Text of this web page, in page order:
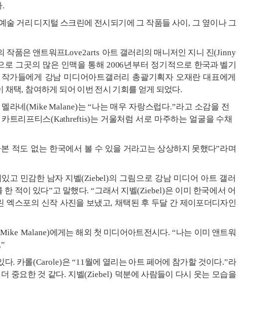
.
거리 디지털 스크린에 전시되기에 그 작품들 사이 , 그 옆이나 그
작품은 앤트워프Love2arts 아트 갤러리의 매니저인 지니 진(Jinny
로 그곳의 많은 인맥을 통해 2006년부터 정기적으로 한국과 벨기
가들에게 강남 미디어아트갤러리 총괄기획자 오재란 대표에게
채택, 참여하게 되어 이번 전시 기회를 얻게 되었다.
라네(Mike Malane)는 “나는 매우 자랑스럽다.”라고 소감을 전
카트리프티스(Kathreftis)는 거울처럼 서로 마주하는 얼굴을 수채
적도 없는 한국에서 볼 수 있을 거라고는 상상하지 못했다”라며
고 민감한 남자 지벨(Ziebel)의 그림으로 강남 미디어 아트 갤러
한 적이 있다”고 말했다. “그래서 지벨(Ziebel)은 이미 한국에서 어
엑스포의 신작 사진을 보냈고, 채택된 후 두달 간 제이포더디자인
Malane)에게는 해외 첫 미디어아트전시다. “나는 이미 앤트워
다. 카롤(Carole)은 “11월에 열리는 아트 페어에 참가할 것이다.”라
중요한 것 같다. 지벨(Ziebel) 덕분에 사람들이 다시 웃는 모습을